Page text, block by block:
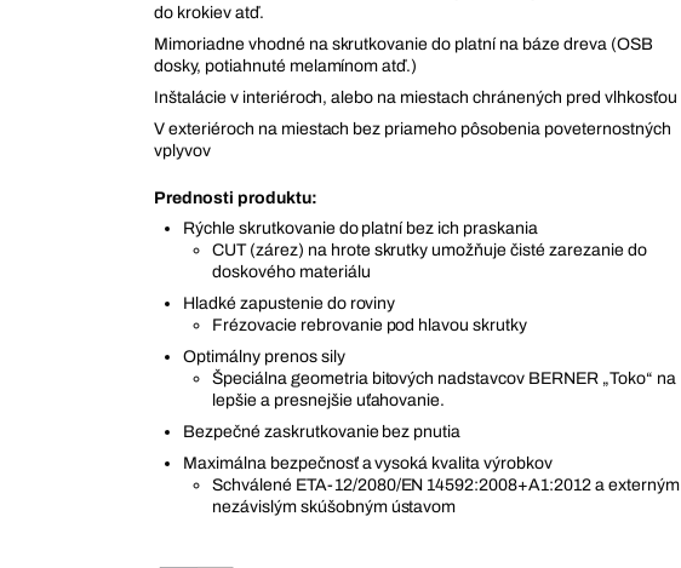
do krokiev atď.
Mimoriadne vhodné na skrutkovanie do platní na báze dreva (OSB
dosky, potiahnuté melamínom atď.)
Inštalácie v interiéroch, alebo na miestach chránených pred vlhkosťou
V exteriéroch na miestach bez priameho pôsobenia poveternostných
vplyvov
Prednosti produktu:
Rýchle skrutkovanie do platní bez ich praskania
CUT (zárez) na hrote skrutky umožňuje čisté zarezanie do
doskového materiálu
Hladké zapustenie do roviny
Frézovacie rebrovanie pod hlavou skrutky
Optimálny prenos sily
Špeciálna geometria bitových nadstavcov BERNER „Toko“ na
lepšie a presnejšie uťahovanie.
Bezpečné zaskrutkovanie bez pnutia
Maximálna bezpečnosť a vysoká kvalita výrobkov
Schválené ETA-12/2080/EN 14592:2008+A1:2012 a externým
nezávislým skúšobným ústavom